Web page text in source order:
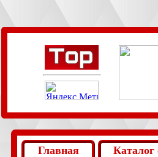
Главная Каталог